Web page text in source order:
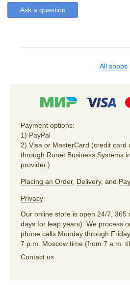
Ask a question
All shops
Payment options:
1) PayPal
2) Visa or MasterCard (credit card
through Runet Business Systems
provider.)
Placing an Order, Delivery, and
Privacy
Our online store is open 24/7, 365
days for leap years). We process
phone calls Monday through
7 p.m. Moscow time (from 7 a.m.
Contact us